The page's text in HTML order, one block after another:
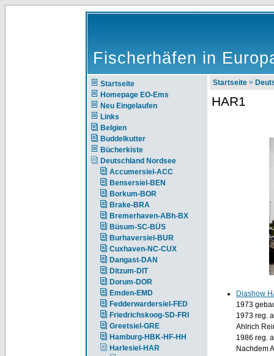
Fischerhäfen in
Startseite
Homepage EO-Ems
Neu Eingelaufen
Links
Belgien
Buddelkutter
Bücherkiste
Deutschland Nordsee
Accumersiel-ACC
Bensersiel-BEN
Borkum-BOR
Brake-BRA
Bremerhaven-ABh-BX
Büsum-SC-BÜS
Burhaversiel-BUR
Cuxhaven-NC-CUX
Dangast-DAN
Ditzum-DIT
Dorum-DOR
Emden-EMD
Fedderwardersiel-FED
Friedrichskoog-SD-FRI
Greetsiel-GRE
Hamburg-HBK-HF-HH
Harlesiel-HAR
Startseite >
HAR1
Diashow
1973
1973 reg.
Ahlrich
1986 reg.
Nachdem